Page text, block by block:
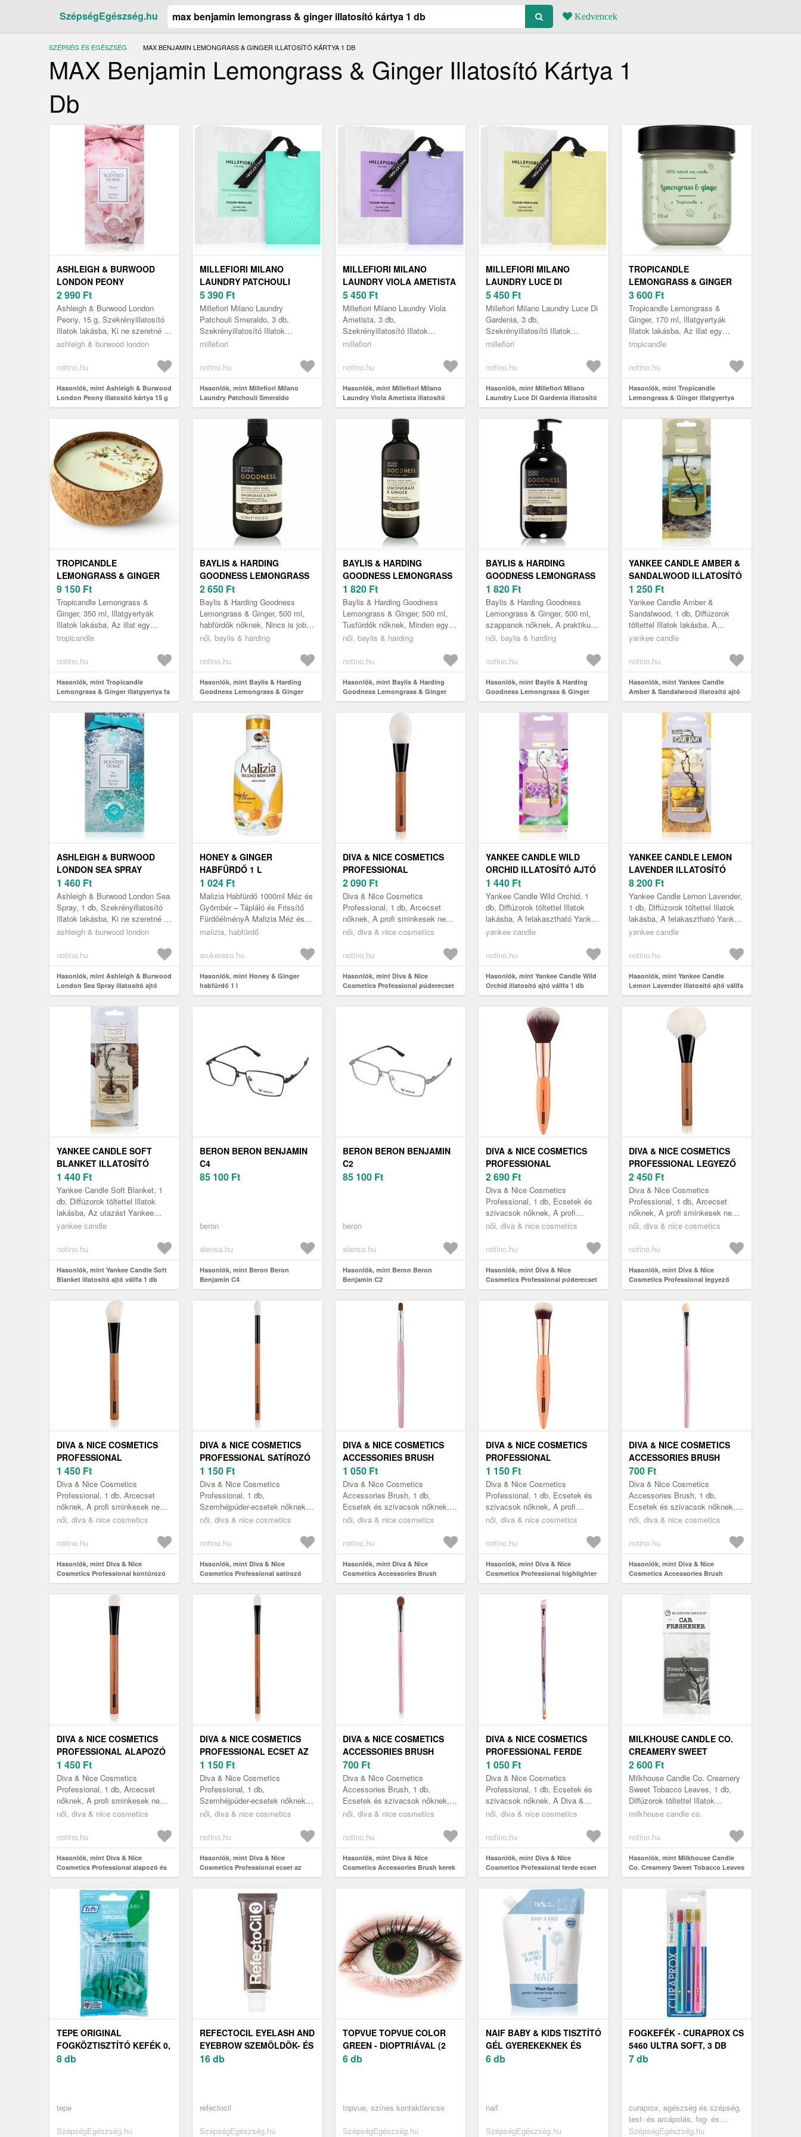
SzépségEgészség.hu Kedvencek
SZÉPSÉG ÉS EGÉSZSÉG JELENLEGI:
MAX BENJAMIN LEMONGRASS & GINGER ILLATOSÍTÓ KÁRTYA 1 DB
MAX Benjamin Lemongrass & Ginger Illatosító Kártya 1
Db
ASHLEIGH & BURWOOD
LONDON PEONY
ILLATOSÍTÓ KÁRTYA 15 G
2 990 Ft
Ashleigh & Burwood London
Peony, 15 g, Szekrényillatosító
Illatok lakásba, Ki ne szeretné a
frissen kimosott ruha illatát? A
ashleigh & burwood london
notino.hu
Hasonlók, mint Ashleigh & Burwood
London Peony illatosító kártya 15 g
MILLEFIORI MILANO
LAUNDRY PATCHOULI
SMERALDO ILLATOSÍTÓ
KÁRTYA 3 DB
5 390 Ft
Millefiori Milano Laundry
Patchouli Smeraldo, 3 db,
Szekrényillatosító Illatok
lakásba, Ki ne szeretné a frissen
szekrényi...
millefiori
notino.hu
Hasonlók, mint Millefiori Milano
Laundry Patchouli Smeraldo
illatosító kártya 3 db
MILLEFIORI MILANO
LAUNDRY VIOLA AMETISTA
ILLATOSÍTÓ KÁRTYA 3 DB
5 450 Ft
Millefiori Milano Laundry Viola
Ametista, 3 db,
Szekrényillatosító Illatok
lakásba, Ki ne szeretné a frissen
szekrényillat...
millefiori
notino.hu
Hasonlók, mint Millefiori Milano
Laundry Viola Ametista illatosító
kártya 3 db
MILLEFIORI MILANO
LAUNDRY LUCE DI
GARDENIA ILLATOSÍTÓ
KÁRTYA 3 DB
5 450 Ft
Millefiori Milano Laundry Luce Di
Gardenia, 3 db,
Szekrényillatosító Illatok
lakásba, Ki ne szeretné a frissen
szekrényill...
millefiori
notino.hu
Hasonlók, mint Millefiori Milano
Laundry Luce Di Gardenia illatosító
kártya 3 db
TROPICANDLE
LEMONGRASS & GINGER
ILLATGYERTYA 170 ML
3 600 Ft
Tropicandle Lemongrass &
Ginger, 170 ml, Illatgyertyák
Illatok lakásba, Az illat egy
pillanat alatt képes
hangulatát és...
tropicandle
notino.hu
Hasonlók, mint Tropicandle
Lemongrass & Ginger illatgyertya
170 ml
TROPICANDLE
LEMONGRASS & GINGER
ILLATGYERTYA FA
KANÓCCAL 350 ML
9 150 Ft
Tropicandle Lemongrass &
Ginger, 350 ml, Illatgyertyák
Illatok lakásba, Az illat egy
pillanat alatt képes
hangulatát és...
tropicandle
notino.hu
Hasonlók, mint Tropicandle
Lemongrass & Ginger illatgyertya fa
kanóccal 350 ml
BAYLIS & HARDING
GOODNESS LEMONGRASS
& GINGER HABFÜRDŐ 500
ML
2 650 Ft
Baylis & Harding Goodness
Lemongrass & Ginger, 500 ml,
habfürdők nőknek, Nincs is jobb,
mint a jól megérdemelt pihenés
női, baylis & harding
notino.hu
Hasonlók, mint Baylis & Harding
Goodness Lemongrass & Ginger
habfürdő 500 ml
BAYLIS & HARDING
GOODNESS LEMONGRASS
& GINGER TUSFÜRDŐ GÉL
500 ML
1 820 Ft
Baylis & Harding Goodness
Lemongrass & Ginger, 500 ml,
Tusfürdők nőknek, Minden egyes
zuhanyzás a gyömbér és a
hozza...
női, baylis & harding
notino.hu
Hasonlók, mint Baylis & Harding
Goodness Lemongrass & Ginger
tusfürdő gél 500 ml
BAYLIS & HARDING
GOODNESS LEMONGRASS
& GINGER TERMÉSZETES
FOLYÉKONY KÉZSZAPPAN
500 ML
1 820 Ft
Baylis & Harding Goodness
Lemongrass & Ginger, 500 ml,
szappanok nőknek, A praktikus
Baylis & Harding Goodness
haték...
női, baylis & harding
notino.hu
Hasonlók, mint Baylis & Harding
Goodness Lemongrass & Ginger
természetes folyékony kézszappan
500 ml
YANKEE CANDLE AMBER &
SANDALWOOD ILLATOSÍTÓ
AJTÓ VÁLLFA 1 DB
1 250 Ft
Yankee Candle Amber &
Sandalwood, 1 db, Diffúzorok
töltettel Illatok lakásba, A
felakasztható Yankee Candle
autóillatosító autók...
yankee candle
notino.hu
Hasonlók, mint Yankee Candle
Amber & Sandalwood illatosító ajtó
vállfa 1 db
ASHLEIGH & BURWOOD
LONDON SEA SPRAY
ILLATOSÍTÓ AJTÓ VÁLLFA
1 DB
1 460 Ft
Ashleigh & Burwood London Sea
Spray, 1 db, Szekrényillatosító
Illatok lakásba, Ki ne szeretné a
frissen kimosott ruha illatát? A
ashleigh & burwood london
notino.hu
Hasonlók, mint Ashleigh & Burwood
London Sea Spray illatosító ajtó
vállfa 1 db
HONEY & GINGER
HABFÜRDŐ 1 L
1 024 Ft
Malizia Habfürdő 1000ml Méz és
Gyömbér – Tápláló és Frissítő
FürdőélményA Malizia Méz és
Gyömbér Habfürdő egy bőrápoló
malizia, habfürdő
arukereso.hu
Hasonlók, mint Honey & Ginger
habfürdő 1 l
DIVA & NICE COSMETICS
PROFESSIONAL
PÚDERECSET MAX 224/1 1
DB
2 090 Ft
Diva & Nice Cosmetics
Professional, 1 db, Arcecset
nőknek, A profi sminkesek nem
nélkülözhetik a minőségi
során. Meríts...
női, diva & nice cosmetics
notino.hu
Hasonlók, mint Diva & Nice
Cosmetics Professional púderecset
MAX 224/1 1 db
YANKEE CANDLE WILD
ORCHID ILLATOSÍTÓ AJTÓ
VÁLLFA 1 DB
1 440 Ft
Yankee Candle Wild Orchid, 1
db, Diffúzorok töltettel Illatok
lakásba, A felakasztható Yankee
Candle Wild Orchid autóillatosító
yankee candle
notino.hu
Hasonlók, mint Yankee Candle Wild
Orchid illatosító ajtó vállfa 1 db
YANKEE CANDLE LEMON
LAVENDER ILLATOSÍTÓ
AJTÓ VÁLLFA 1 DB
8 200 Ft
Yankee Candle Lemon Lavender,
1 db, Diffúzorok töltettel Illatok
lakásba, A felakasztható Yankee
Candle Lemon Lavender
yankee candle
notino.hu
Hasonlók, mint Yankee Candle
Lemon Lavender illatosító ajtó vállfa
1 db
YANKEE CANDLE SOFT
BLANKET ILLATOSÍTÓ
AJTÓ VÁLLFA 1 DB
1 440 Ft
Yankee Candle Soft Blanket, 1
db, Diffúzorok töltettel Illatok
lakásba, Az utazást Yankee
Candle Soft Blanket
élmé...
yankee candle
notino.hu
Hasonlók, mint Yankee Candle Soft
Blanket illatosító ajtó vállfa 1 db
BERON BERON BENJAMIN
C4
85 100 Ft
beron
alensa.hu
Hasonlók, mint Beron Beron
Benjamin C4
BERON BERON BENJAMIN
C2
85 100 Ft
beron
alensa.hu
Hasonlók, mint Beron Beron
Benjamin C2
DIVA & NICE COSMETICS
PROFESSIONAL
PÚDERECSET MAX 530/01 1
DB
2 690 Ft
Diva & Nice Cosmetics
Professional, 1 db, Ecsetek és
szivacsok nőknek, A profi
sminkesek nem nélkülözhetik a
sminkelése s...
női, diva & nice cosmetics
notino.hu
Hasonlók, mint Diva & Nice
Cosmetics Professional púderecset
MAX 530/01 1 db
DIVA & NICE COSMETICS
PROFESSIONAL LEGYEZŐ
ECSET MAX 224/2 1 DB
2 450 Ft
Diva & Nice Cosmetics
Professional, 1 db, Arcecset
nőknek, A profi sminkesek nem
nélkülözhetik a minőségi
során. Meríts...
női, diva & nice cosmetics
notino.hu
Hasonlók, mint Diva & Nice
Cosmetics Professional legyező
ecset MAX 224/2 1 db
DIVA & NICE COSMETICS
PROFESSIONAL
KONTÚROZÓ ECSET MAX
224/4 1 DB
1 450 Ft
Diva & Nice Cosmetics
Professional, 1 db, Arcecset
nőknek, A profi sminkesek nem
nélkülözhetik a minőségi
során. Meríts...
női, diva & nice cosmetics
notino.hu
Hasonlók, mint Diva & Nice
Cosmetics Professional kontúrozó
ecset MAX 224/4 1 db
DIVA & NICE COSMETICS
PROFESSIONAL SATÍROZÓ
SZEMHÉJPÚDERECSET
MAX 224/8 1 DB
1 150 Ft
Diva & Nice Cosmetics
Professional, 1 db,
Szemhéjpúder-ecsetek nőknek,
Ahhoz, hogy profi
ki szemhéját, nemcsak minősé...
női, diva & nice cosmetics
notino.hu
Hasonlók, mint Diva & Nice
Cosmetics Professional satírozó
szemhéjpúderecset MAX 224/8 1 db
DIVA & NICE COSMETICS
ACCESSORIES BRUSH
RÚZSECSET MAX 491/5 1
DB
1 050 Ft
Diva & Nice Cosmetics
Accessories Brush, 1 db,
Ecsetek és szivacsok nőknek,
Közvetlenül az ajakrúzs
ajkaira, és az uj...
női, diva & nice cosmetics
notino.hu
Hasonlók, mint Diva & Nice
Cosmetics Accessories Brush
rúzsecset MAX 491/5 1 db
DIVA & NICE COSMETICS
PROFESSIONAL
HIGHLIGHTER ECSET MAX
530/06 1 DB
1 150 Ft
Diva & Nice Cosmetics
Professional, 1 db, Ecsetek és
szivacsok nőknek, A profi
sminkesek nem nélkülözhetik a
sminkelése s...
női, diva & nice cosmetics
notino.hu
Hasonlók, mint Diva & Nice
Cosmetics Professional highlighter
ecset MAX 530/06 1 db
DIVA & NICE COSMETICS
ACCESSORIES BRUSH
SZEMHÉJFESTÉK
APPLIKÁTOR MAX 491/6 1
DB
700 Ft
Diva & Nice Cosmetics
Accessories Brush, 1 db,
Ecsetek és szivacsok nőknek, A
megfelelő ecsettel a smink
Tökéletes szems...
női, diva & nice cosmetics
notino.hu
Hasonlók, mint Diva & Nice
Cosmetics Accessories Brush
szemhéjfesték applikátor MAX 491/6
1 db
DIVA & NICE COSMETICS
PROFESSIONAL ALAPOZÓ
ÉS KORREKTOR ECSET
MAX 224/5 1 DB
1 450 Ft
Diva & Nice Cosmetics
Professional, 1 db, Arcecset
nőknek, A profi sminkesek nem
nélkülözhetik a minőségi
során. Meríts...
női, diva & nice cosmetics
notino.hu
Hasonlók, mint Diva & Nice
Cosmetics Professional alapozó és
korrektor ecset MAX 224/5 1 db
DIVA & NICE COSMETICS
PROFESSIONAL ECSET AZ
ALAP
SZEMHÉJFESTÉKEKRE MAX
224/9 1 DB
1 150 Ft
Diva & Nice Cosmetics
Professional, 1 db,
Szemhéjpúder-ecsetek nőknek,
Ahhoz, hogy profi
ki szemhéját, nemcsak minősé...
női, diva & nice cosmetics
notino.hu
Hasonlók, mint Diva & Nice
Cosmetics Professional ecset az
alap szemhéjfestékekre MAX 224/9 1
db
DIVA & NICE COSMETICS
ACCESSORIES BRUSH
KEREK ECSET
SZEMHÉJFESTÉKRE MAX
491/3 1 DB
700 Ft
Diva & Nice Cosmetics
Accessories Brush, 1 db,
Ecsetek és szivacsok nőknek, A
Diva & Nice Cosmetics
szemhéjfestékre tökélet...
női, diva & nice cosmetics
notino.hu
Hasonlók, mint Diva & Nice
Cosmetics Accessories Brush kerek
ecset szemhéjfestékre MAX 491/3 1
db
DIVA & NICE COSMETICS
PROFESSIONAL FERDE
ECSET A
SZEMHÉJFESTÉKEKRE MAX
519/08 1 DB
1 050 Ft
Diva & Nice Cosmetics
Professional, 1 db, Ecsetek és
szivacsok nőknek, A Diva &
Nice Cosmetics Professional
precíze...
női, diva & nice cosmetics
notino.hu
Hasonlók, mint Diva & Nice
Cosmetics Professional ferde ecset
a szemhéjfestékekre MAX 519/08 1
db
MILKHOUSE CANDLE CO.
CREAMERY SWEET
TOBACCO LEAVES
ILLATOSÍTÓ AJTÓ VÁLLFA
AUTÓBA 1 DB
2 600 Ft
Milkhouse Candle Co. Creamery
Sweet Tobacco Leaves, 1 db,
Diffúzorok töltettel Illatok
lakásba, A felakasztható
Sweet...
milkhouse candle co.
notino.hu
Hasonlók, mint Milkhouse Candle
Co. Creamery Sweet Tobacco Leaves
illatosító ajtó vállfa autóba 1 db
TEPE ORIGINAL
FOGKÖZTISZTÍTÓ KEFÉK 0,
8 MM 8 DB
8 db
tepe
SzépségEgészség.hu
REFECTOCIL EYELASH AND
EYEBROW SZEMÖLDÖK- ÉS
SZEMPILLAFESTÉK
16 db
refectocil
SzépségEgészség.hu
TOPVUE TOPVUE COLOR
GREEN - DIOPTRIÁVAL (2
DB LENCSE)
6 db
topvue, színes kontaktlencse
SzépségEgészség.hu
NAIF BABY & KIDS TISZTÍTÓ
GÉL GYEREKEKNEK ÉS
CSECSEMŐKNEK
6 db
naif
SzépségEgészség.hu
FOGKEFÉK - CURAPROX CS
5460 ULTRA SOFT, 3 DB
7 db
curaprox, egészség és szépség,
test- és arcápolás, fog- és
fülápolás
SzépségEgészség.hu